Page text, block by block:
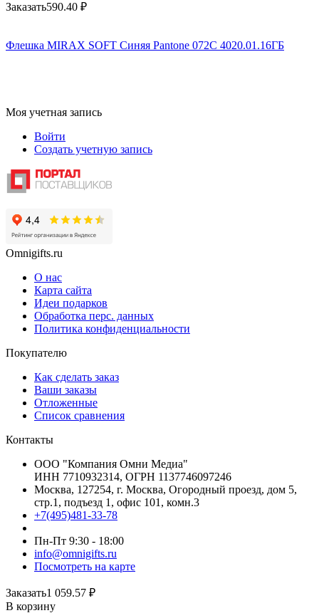
Заказать590.40 ₽
Флешка MIRAX SOFT Синяя Pantone 072C 4020.01.16ГБ
Моя учетная запись
Войти
Создать учетную запись
Omnigifts.ru
О нас
Карта сайта
Идеи подарков
Обработка перс. данных
Политика конфиденциальности
Покупателю
Как сделать заказ
Ваши заказы
Отложенные
Список сравнения
Контакты
ООО "Компания Омни Медиа"
ИНН 7710932314, ОГРН 1137746097246
Москва, 127254, г. Москва, Огородный проезд, дом 5,
стр.1, подъезд 1, офис 101, комн.3
+7(495)481-33-78
Пн-Пт 9:30 - 18:00
info@omnigifts.ru
Посмотреть на карте
Заказать1 059.57 ₽
В корзину